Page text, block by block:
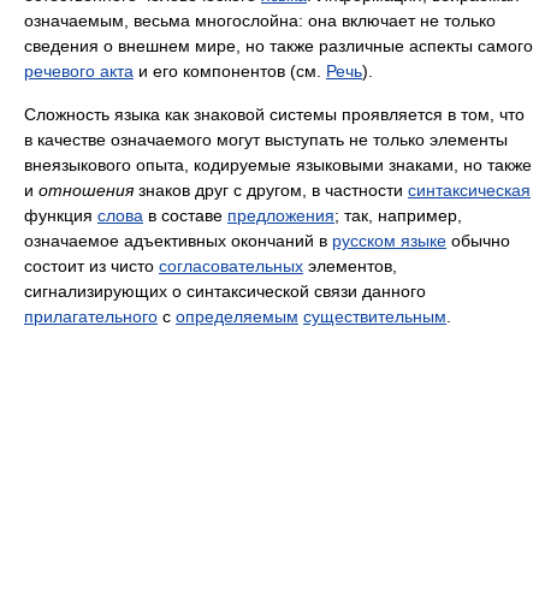
означаемым, весьма многослойна: она включает не только
сведения о внешнем мире, но также различные аспекты самого
речевого акта и его компонентов (см. Речь).
Сложность языка как знаковой системы проявляется в том, что
в качестве означаемого могут выступать не только элементы
внеязыкового опыта, кодируемые языковыми знаками, но также
и отношениязнаков друг с другом, в частности синтаксическая
функция слова в составе предложения; так, например,
означаемое адъективных окончаний в русском языке обычно
состоит из чисто согласовательных элементов,
сигнализирующих о синтаксической связи данного
прилагательного с определяемым существительным